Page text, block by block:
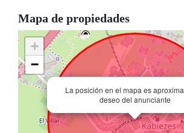
Mapa de propiedades
La posición en el mapa es
deseo del anunciante
+
−